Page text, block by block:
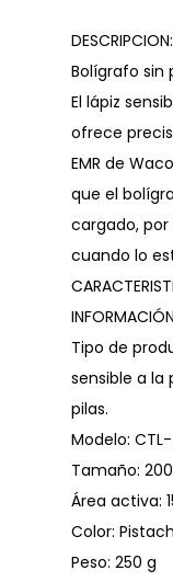
DESCRIPCION:
Bolígrafo sin
El lápiz
ofrece
EMR de
que el
cargado,
cuando lo
Tipo de
sensible a la
pilas.
Modelo:
Tamaño:
Área activa:
Color:
Peso: 250 g